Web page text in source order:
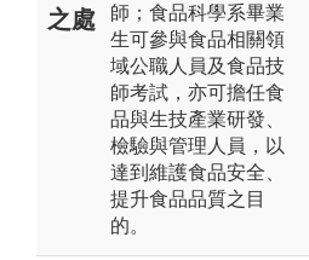
之處
師；食品科學系畢業
生可參與食品相關領
域公職人員及食品技
師考試，亦可擔任食
品與生技產業研發、
檢驗與管理人員，以
達到維護食品安全、
提升食品品質之目
的。